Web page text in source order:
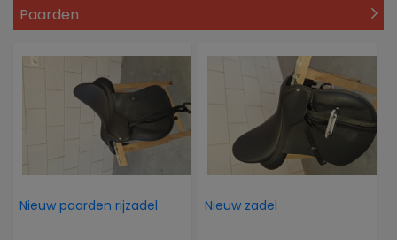
Paarden
Nieuw paarden rijzadel Nieuw zadel